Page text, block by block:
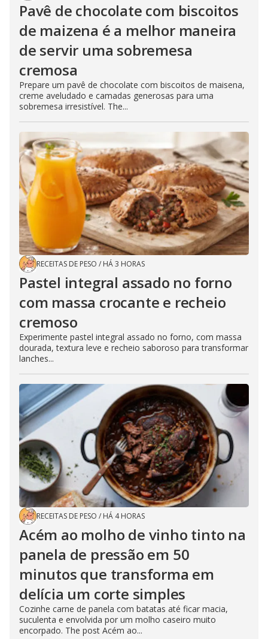
Pavê de chocolate com biscoitos
de maizena é a melhor maneira
de servir uma sobremesa
cremosa
Prepare um pavê de chocolate com biscoitos de maisena,
creme aveludado e camadas generosas para uma
sobremesa irresistível. The...
RECEITAS DE PESO / HÁ 3 HORAS
Pastel integral assado no forno
com massa crocante e recheio
cremoso
Experimente pastel integral assado no forno, com massa
dourada, textura leve e recheio saboroso para transformar
lanches...
RECEITAS DE PESO / HÁ 4 HORAS
Acém ao molho de vinho tinto na
panela de pressão em 50
minutos que transforma em
delícia um corte simples
Cozinhe carne de panela com batatas até ficar macia,
suculenta e envolvida por um molho caseiro muito
encorpado. The post Acém ao...